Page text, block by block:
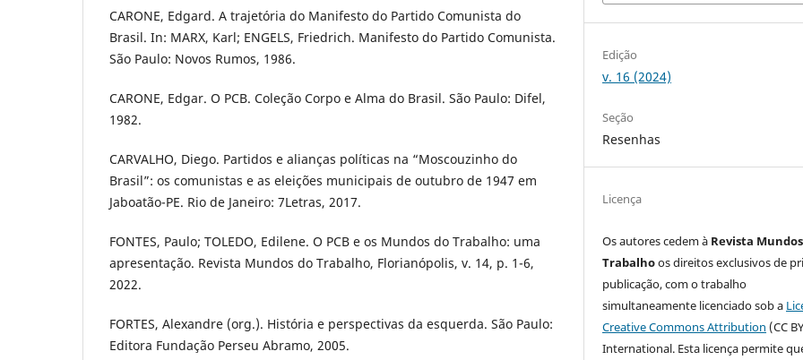
CARONE, Edgard. A trajetória do Manifesto do Partido Comunista do
Brasil. In: MARX, Karl; ENGELS, Friedrich. Manifesto do Partido Comunista.
São Paulo: Novos Rumos, 1986.
CARONE, Edgar. O PCB. Coleção Corpo e Alma do Brasil. São Paulo: Difel,
1982.
CARVALHO, Diego. Partidos e alianças políticas na “Moscouzinho do
Brasil”: os comunistas e as eleições municipais de outubro de 1947 em
Jaboatão-PE. Rio de Janeiro: 7Letras, 2017.
FONTES, Paulo; TOLEDO, Edilene. O PCB e os Mundos do Trabalho: uma
apresentação. Revista Mundos do Trabalho, Florianópolis, v. 14, p. 1-6,
2022.
FORTES, Alexandre (org.). História e perspectivas da esquerda. São Paulo:
Editora Fundação Perseu Abramo, 2005.
Edição
v. 16 (2024)
Seção
Resenhas
Licença
Os autores cedem à Revista
Trabalhoos direitos exclusivos de
publicação, com o trabalho
simultaneamente licenciado sob a
Creative Commons Attribution (CC
International. Esta licença permite